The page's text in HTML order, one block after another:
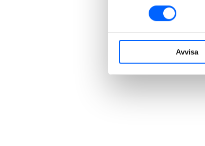
Avvisa